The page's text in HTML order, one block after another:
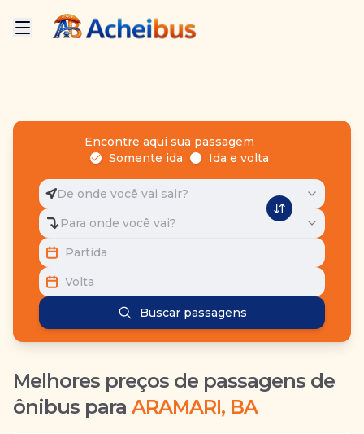
Encontre aqui sua passagem
Somente ida
Ida e volta
De onde você vai sair?
Para onde você vai?
Partida
Volta
Buscar passagens
Melhores preços de passagens de
ônibus para ARAMARI, BA